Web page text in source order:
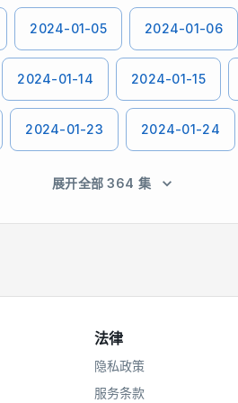
2024-01-05 2024-01-06
2024-01-14 2024-01-15
2024-01-23 2024-01-24
展开全部 364 集
法律
隐私政策
服务条款